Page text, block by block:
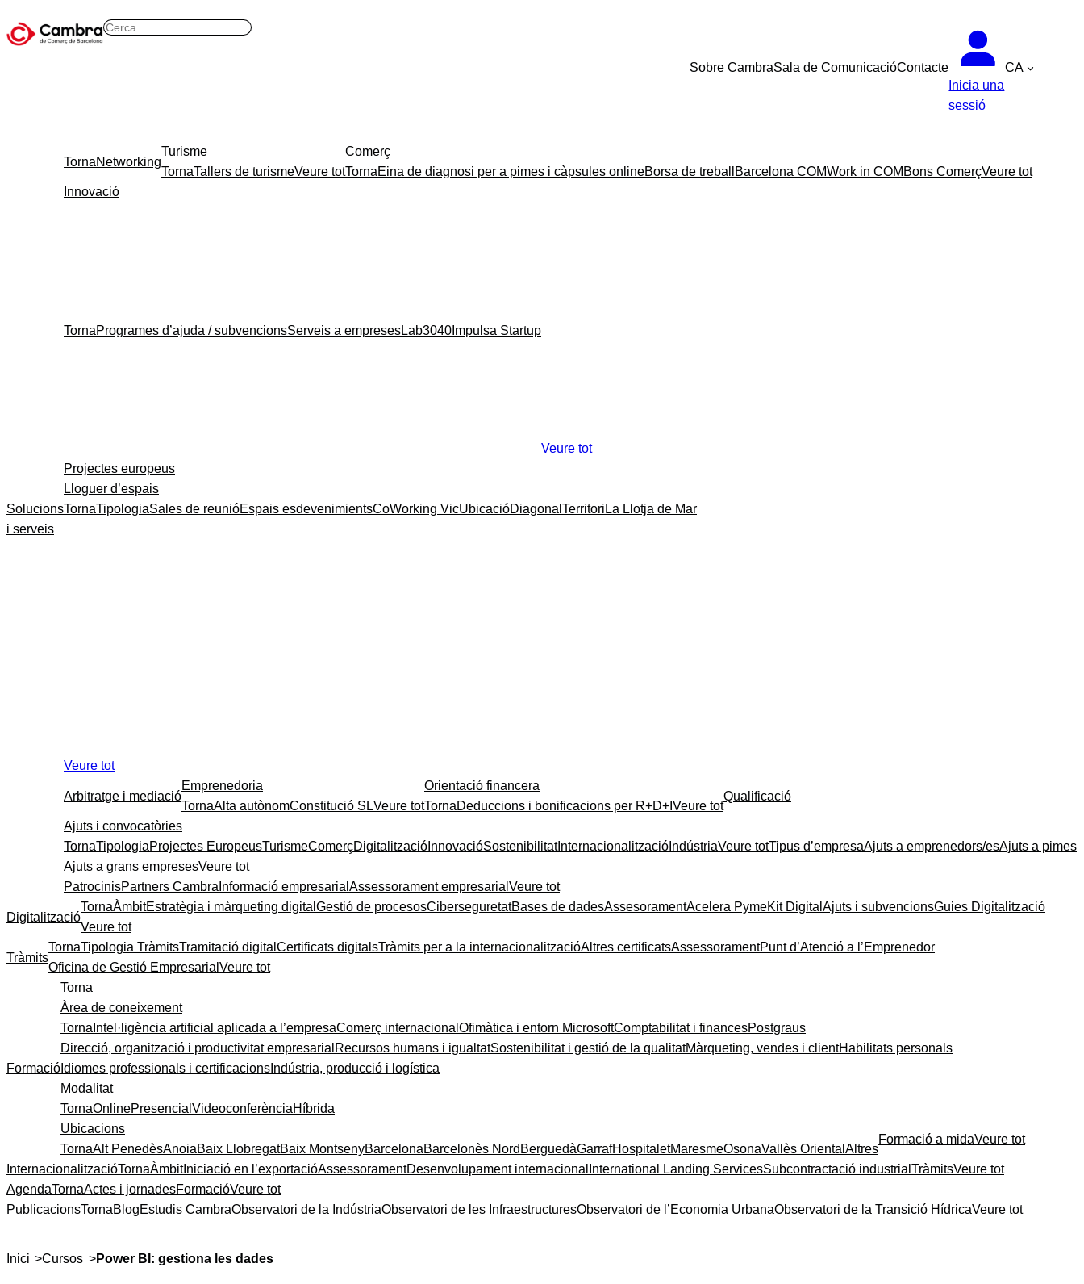
B
Sobre CambraSala de ComunicacióContacte
Inicia una
sessió
CA
Solucions
i serveis
TornaNetworking
Turisme
TornaTallers de turismeVeure tot
Comerç
TornaEina de diagnosi per a pimes i càpsules onlineBorsa de treball Barcelona COMWork in COM Bons ComerçVeure tot
Innovació
TornaProgrames d’ajuda / subvencionsServeis a empresesLab3040 Impulsa Startup
Veure tot
Projectes europeus
Lloguer d’espais
TornaTipologiaSales de reunióEspais esdevenimientsCoWorking VicUbicacióDiagonal TerritoriLa Llotja de Mar
Veure tot
Arbitratge i mediació
Emprenedoria
TornaAlta autònomConstitució SLVeure tot
Orientació financera
TornaDeduccions i bonificacions per R+D+I Veure tot
Qualificació
Ajuts i convocatòries
TornaTipologiaProjectes EuropeusTurismeComerçDigitalització InnovacióSostenibilitatInternacionalització IndústriaVeure totTipus d’empresaAjuts a emprenedors/esAjuts a pimes
Ajuts a grans empresesVeure tot
PatrocinisPartners Cambra Informació empresarial Assessorament empresarial Veure tot
Digitalització
TornaÀmbitEstratègia i màrqueting digital Gestió de procesosCiberseguretatBases de dadesAssesoramentAcelera PymeKit Digital Ajuts i subvencionsGuies Digitalització
Veure tot
Tràmits
TornaTipologia TràmitsTramitació digital Certificats digitalsTràmits per a la internacionalitzacióAltres certificatsAssessoramentPunt d’Atenció a l’Emprenedor
Oficina de Gestió Empresarial Veure tot
Formació
Torna
Àrea de coneixement
Torna Intel·ligència artificial aplicada a l’empresaComerç internacional Ofimàtica i entorn MicrosoftComptabilitat i financesPostgraus
Direcció, organització i productivitat empresarial Recursos humans i igualtatSostenibilitat i gestió de la qualitatMàrqueting, vendes i clientHabilitats personals
Idiomes professionals i certificacions Indústria, producció i logística
Modalitat
TornaOnlinePresencial VideoconferènciaHíbrida
Ubicacions
TornaAlt PenedèsAnoiaBaix LlobregatBaix MontsenyBarcelonaBarcelonès Nord BerguedàGarrafHospitaletMaresmeOsonaVallès Oriental Altres
Formació a midaVeure tot
InternacionalitzacióTornaÀmbitIniciació en l’exportacióAssessoramentDesenvolupament internacional International Landing ServicesSubcontractació industrial TràmitsVeure tot
AgendaTornaActes i jornadesFormacióVeure tot
PublicacionsTornaBlogEstudis CambraObservatori de la IndústriaObservatori de les InfraestructuresObservatori de l’Economia UrbanaObservatori de la Transició HídricaVeure tot
Inici >Cursos >Power BI: gestiona les dades